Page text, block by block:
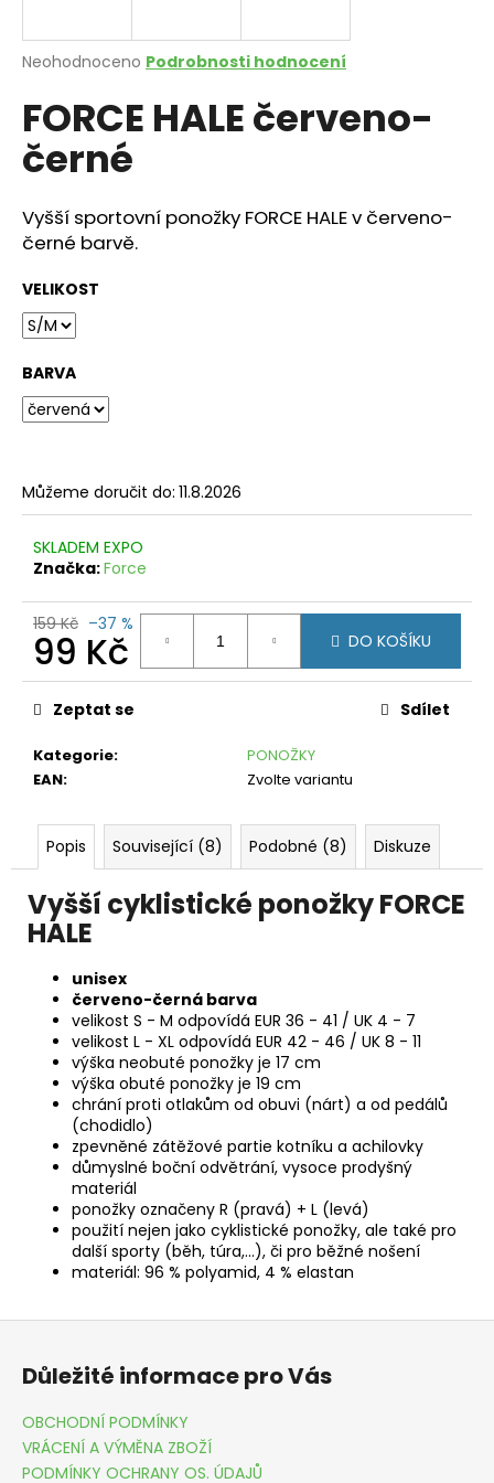
Průměrné
produktu
je
0,0
z
hvězdiček.
Neohodnoceno Podrobnosti hodnocení
FORCE HALE červeno-
černé
Vyšší sportovní ponožky FORCE HALE v červeno-
černé barvě.
VELIKOST
BARVA
Můžeme doručit do: 11.8.2026
SKLADEM EXPO
Značka:Force
159 Kč –37 %
99 Kč
Měrná
cena:
DO KOŠÍKU
Kategorie:
PONOŽKY
EAN: Zvolte variantu
Zeptat se Sdílet
Popis Související (8) Podobné (8) Diskuze
Vyšší cyklistické ponožky FORCE
HALE
unisex
červeno-černá barva
velikost S - M odpovídá EUR 36 - 41 / UK 4 - 7
velikost L - XL odpovídá EUR 42 - 46 / UK 8 - 11
výška neobuté ponožky je 17 cm
výška obuté ponožky je 19 cm
chrání proti otlakům od obuvi (nárt) a od pedálů
(chodidlo)
zpevněné zátěžové partie kotníku a achilovky
důmyslné boční odvětrání, vysoce prodyšný
materiál
ponožky označeny R (pravá) + L (levá)
použití nejen jako cyklistické ponožky, ale také pro
další sporty (běh, túra,...), či pro běžné nošení
materiál: 96 % polyamid, 4 % elastan
j
t
?
o
p
o
č
u
e
m
e
PONOŽKY
FORCE
IN
HEART
BÍLÉ
99
Původně:
199
Důležité informace pro Vás
OBCHODNÍ PODMÍNKY
VRÁCENÍ A VÝMĚNA ZBOŽÍ
PODMÍNKY OCHRANY OS. ÚDAJŮ